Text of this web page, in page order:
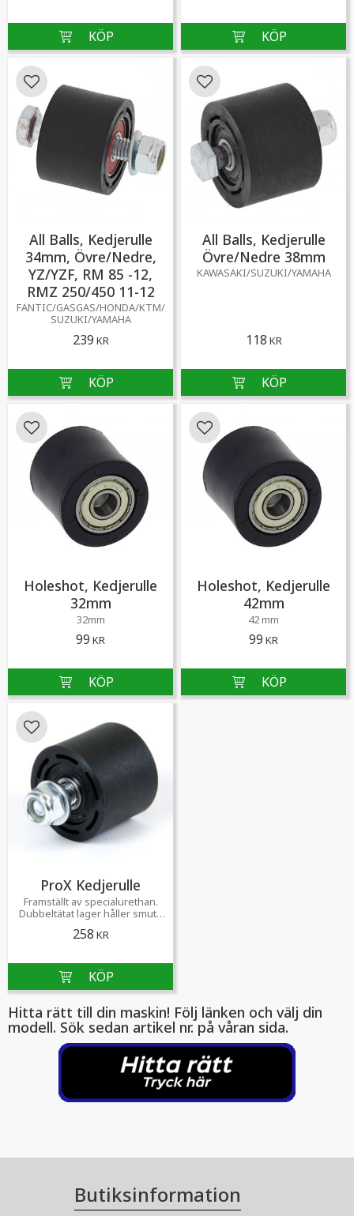
All Balls, Kedjerulle
34mm, Övre/Nedre,
YZ/YZF, RM 85 -12,
RMZ 250/450 11-12
FANTIC/GASGAS/HONDA/KTM/
SUZUKI/YAMAHA
239 KR
Lägg till i favoriter
All Balls, Kedjerulle
Övre/Nedre 38mm
KAWASAKI/SUZUKI/YAMAHA
118 KR
Lägg till i favoriter
Holeshot, Kedjerulle
32mm
32mm
99 KR
Lägg till i favoriter
Holeshot, Kedjerulle
42mm
42 mm
99 KR
Lägg till i favoriter
ProX Kedjerulle
Framställt av specialurethan.
Dubbeltätat lager håller smuts
258 KR
Lägg till i favoriter
Hitta rätt till din maskin! Följ länken och välj din
modell. Sök sedan artikel nr. på våran sida.
Butiksinformation